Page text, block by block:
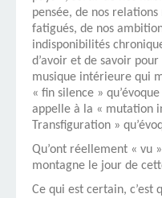
pensée, de nos
fatigués, de nos
indisponibilités
d’avoir et de savoir
musique intérieure qui
« fin silence »
appelle à la « mutation
Transfiguration »
Qu’ont réellement « vu
montagne le jour de
Ce qui est certain, c’est